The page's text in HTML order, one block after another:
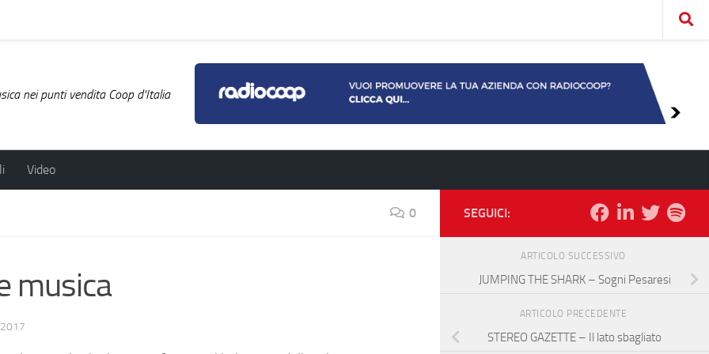
nei punti vendita Coop d'Italia
Video
0
musica
SEGUICI:
ARTICOLO SUCCESSIVO
JUMPING THE SHARK – Sogni Pesaresi
ARTICOLO PRECEDENTE
STEREO GAZETTE – Il lato sbagliato